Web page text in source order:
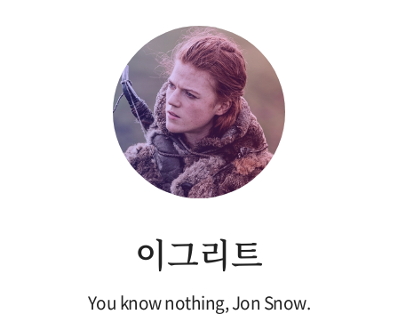
이그리트
You know nothing, Jon Snow.